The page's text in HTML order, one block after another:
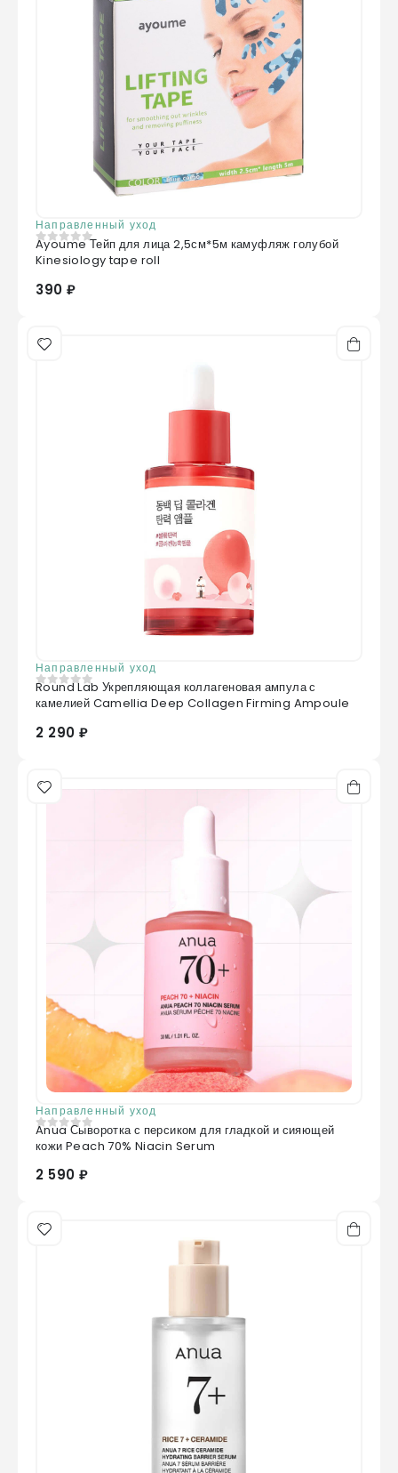
Направленный уход
0из 5
Ayoume Тейп для лица 2,5см*5м камуфляж голубой
Kinesiology tape roll
390 ₽
Направленный уход
0 из 5
Round Lab Укрепляющая коллагеновая ампула с
камелией Camellia Deep Collagen Firming Ampoule
2 290 ₽
Направленный уход
0из 5
Anua Сыворотка с персиком для гладкой и сияющей
кожи Peach 70% Niacin Serum
2 590 ₽